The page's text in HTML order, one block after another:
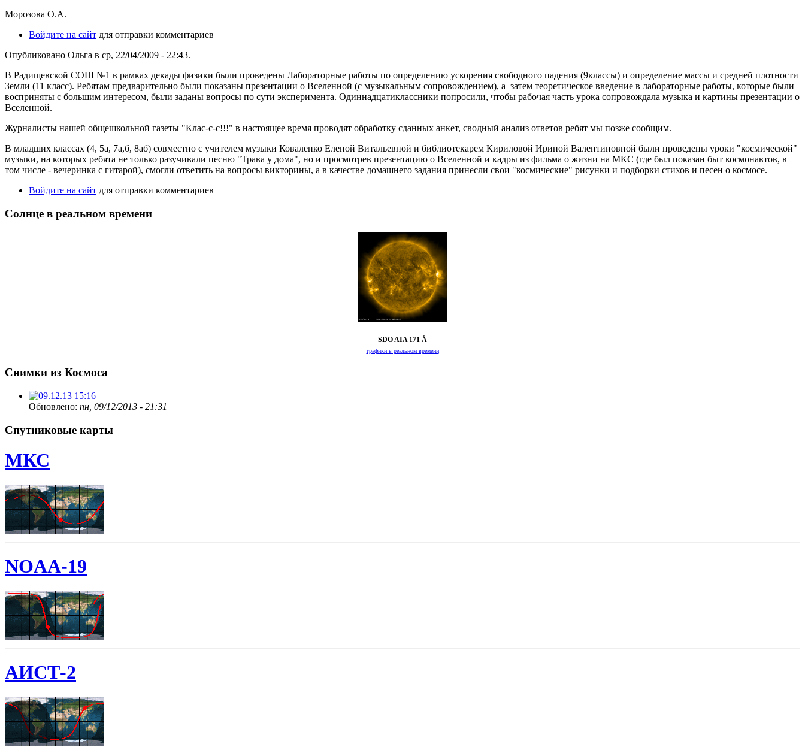
Морозова О.А.
Войдите на сайт для отправки комментариев
Опубликовано Ольга в ср, 22/04/2009 - 22:43.
В Радищевской СОШ №1 в рамках декады физики были проведены Лабораторные работы по определению ускорения свободного падения (9классы) и определение массы и средней плотности
Земли (11 класс). Ребятам предварительно были показаны презентации о Вселенной (с музыкальным сопровождением), а затем теоретическое введение в лабораторные работы, которые были
восприняты с большим интересом, были заданы вопросы по сути эксперимента. Одиннадцатиклассники попросили, чтобы рабочая часть урока сопровождала музыка и картины презентации о
Вселенной.
Журналисты нашей общешкольной газеты "Клас-с-с!!!" в настоящее время проводят обработку сданных анкет, сводный анализ ответов ребят мы позже сообщим.
В младших классах (4, 5а, 7а,б, 8аб) совместно с учителем музыки Коваленко Еленой Витальевной и библиотекарем Кириловой Ириной Валентиновной были проведены уроки "космической"
музыки, на которых ребята не только разучивали песню "Трава у дома", но и просмотрев презентацию о Вселенной и кадры из фильма о жизни на МКС (где был показан быт космонавтов, в
том числе - вечеринка с гитарой), смогли ответить на вопросы викторины, а в качестве домашнего задания принесли свои "космические" рисунки и подборки стихов и песен о космосе.
Войдите на сайт для отправки комментариев
Солнце в реальном времени
SDO AIA 171 Å
графики в реальном времени
Снимки из Космоса
Обновлено: пн, 09/12/2013 - 21:31
Спутниковые карты
МКС
NOAA-19
АИСТ-2